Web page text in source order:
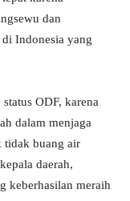
dan
Indonesia yang
ODF, karena
dalam menjaga
tidak buang air
daerah,
keberhasilan meraih